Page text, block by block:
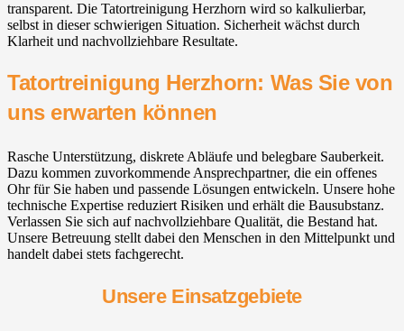
transparent. Die Tatortreinigung Herzhorn wird so kalkulierbar,
selbst in dieser schwierigen Situation. Sicherheit wächst durch
Klarheit und nachvollziehbare Resultate.
Tatortreinigung Herzhorn: Was Sie von
uns erwarten können
Rasche Unterstützung, diskrete Abläufe und belegbare Sauberkeit.
Dazu kommen zuvorkommende Ansprechpartner, die ein offenes
Ohr für Sie haben und passende Lösungen entwickeln. Unsere hohe
technische Expertise reduziert Risiken und erhält die Bausubstanz.
Verlassen Sie sich auf nachvollziehbare Qualität, die Bestand hat.
Unsere Betreuung stellt dabei den Menschen in den Mittelpunkt und
handelt dabei stets fachgerecht.
Unsere Einsatzgebiete